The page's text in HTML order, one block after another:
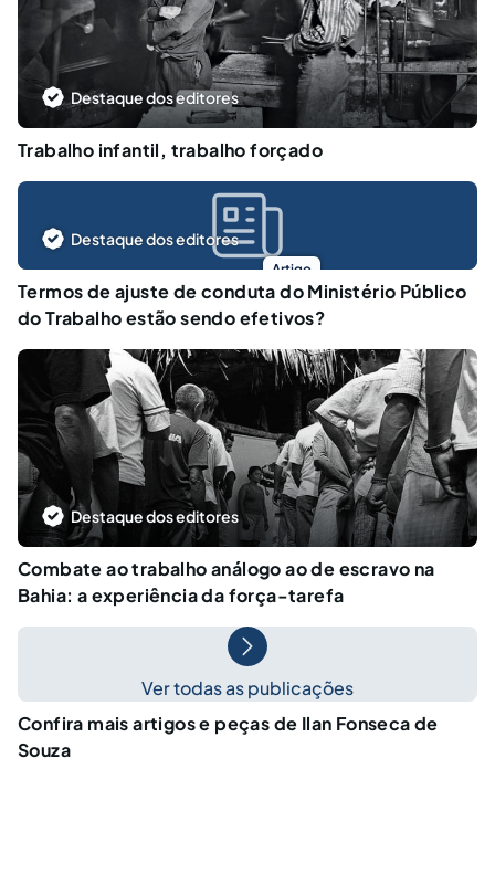
Destaque dos editores
Trabalho infantil, trabalho forçado
Artigo
Destaque dos editores
Termos de ajuste de conduta do Ministério Público
do Trabalho estão sendo efetivos?
Destaque dos editores
Combate ao trabalho análogo ao de escravo na
Bahia: a experiência da força-tarefa
Ver todas as publicações
Confira mais artigos e peças de Ilan Fonseca de
Souza